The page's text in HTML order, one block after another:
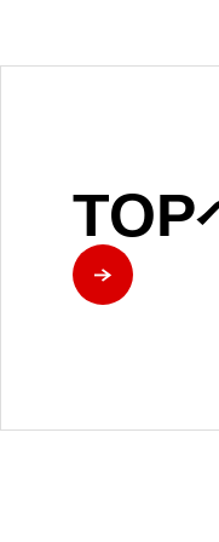
TOP